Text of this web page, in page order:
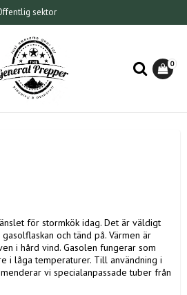
sektor
0
för stormkök idag. Det är väldigt
och tänd på. Värmen är
i hård vind. Gasolen fungerar som
i låga temperaturer. Till användning i
vi specialanpassade tuber från